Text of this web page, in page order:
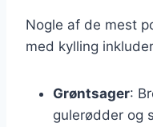
Nogle af de mest
med kylling
Grøntsager:
gulerødder og